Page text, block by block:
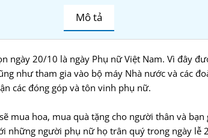
Mô tả
ngày 20/10 là ngày Phụ nữ Việt Nam. Vì đây
như tham gia vào bộ máy Nhà nước và các
các đóng góp và tôn vinh phụ nữ.
mua hoa, mua quà tặng cho người thân và
những người phụ nữ họ trân quý trong ngày lễ